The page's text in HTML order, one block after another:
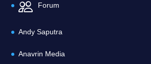
Forum
Andy Saputra
Anavrin Media